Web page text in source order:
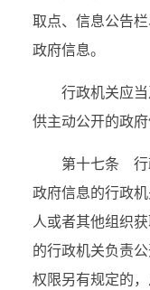
取点、信息公告
政府信息。
行政机关应当
供主动公开的政府
第十七条 行政
政府信息的行政
人或者其他组织
的行政机关负责
权限另有规定的，